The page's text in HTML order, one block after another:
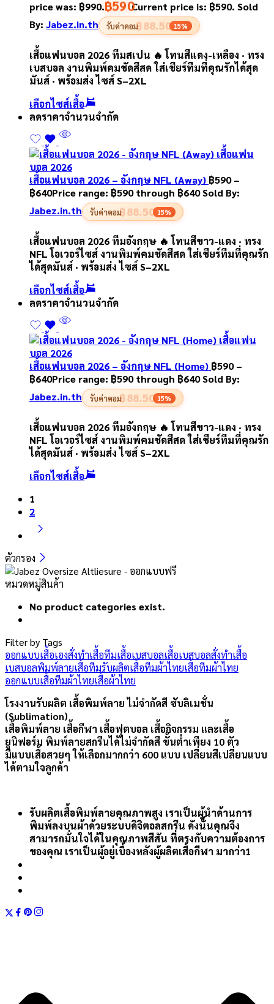
price was: ฿990.฿590Current price is: ฿590. Sold
By: Jabez.in.th รับค่าคอม฿88.50 15%
เสื้อแฟนบอล 2026 ทีมสเปน 🔥 โทนสีแดง-เหลือง · ทรง
เบสบอล งานพิมพ์คมชัดสีสด ใส่เชียร์ทีมที่คุณรักได้สุด
มันส์ · พร้อมส่ง ไซส์ S–2XL
เลือกไซส์เสื้อ
ลดราคาจำนวนจำกัด
เสื้อแฟนบอล 2026 – อังกฤษ NFL (Away) ฿590 –
฿640Price range: ฿590 through ฿640Sold By:
Jabez.in.th
รับค่าคอม฿88.50 15%
เสื้อแฟนบอล 2026 ทีมอังกฤษ 🔥 โทนสีขาว-แดง · ทรง
NFL โอเวอร์ไซส์ งานพิมพ์คมชัดสีสด ใส่เชียร์ทีมที่คุณรัก
ได้สุดมันส์ · พร้อมส่ง ไซส์ S–2XL
เลือกไซส์เสื้อ
ลดราคาจำนวนจำกัด
เสื้อแฟนบอล 2026 – อังกฤษ NFL (Home) ฿590 –
฿640Price range: ฿590 through ฿640Sold By:
Jabez.in.th
รับค่าคอม฿88.50 15%
เสื้อแฟนบอล 2026 ทีมอังกฤษ 🔥 โทนสีขาว-แดง · ทรง
NFL โอเวอร์ไซส์ งานพิมพ์คมชัดสีสด ใส่เชียร์ทีมที่คุณรัก
ได้สุดมันส์ · พร้อมส่ง ไซส์ S–2XL
เลือกไซส์เสื้อ
1
2
ตัวกรอง
หมวดหมู่สินค้า
No product categories exist.
Filter by Tags
ออกแบบเสื้อเองสั่งทำเสื้อทีมเสื้อเบสบอลเสื้อเบสบอลสั่งทำเสื้อ
เบสบอลพิมพ์ลายเสื้อทีมรับผลิตเสื้อทีมผ้าไทยเสื้อทีมผ้าไทย
ออกแบบเสื้อทีมผ้าไทยเสื้อผ้าไทย
โรงงานรับผลิต เสื้อพิมพ์ลาย ไม่จำกัดสี ซับลิเมชั่น
(Sublimation)
เสื้อพิมพ์ลาย เสื้อกีฬา เสื้อฟุตบอล เสื้อกิจกรรม และเสื้อ
ยูนิฟอร์ม พิมพ์ลายสกรีนได้ไม่จำกัดสี ขั้นต่ำเพียง 10 ตัว
มีแบบเสื้อสวยๆ ให้เลือกมากกว่า 600 แบบ เปลี่ยนสีเปลี่ยนแบบ
ได้ตามใจลูกค้า
รับผลิตเสื้อพิมพ์ลายคุณภาพสูง เราเป็นผู้นำด้านการ
พิมพ์ลงบนผ้าด้วยระบบดิจิตอลสกรีน ดังนั้นคุณจึง
สามารถมั่นใจได้ในคุณภาพสีสัน ที่ตรงกับความต้องการ
ของคุณ เราเป็นผู้อยู่เบื้องหลังผู้ผลิตเสื้อกีฬา มากว่า1